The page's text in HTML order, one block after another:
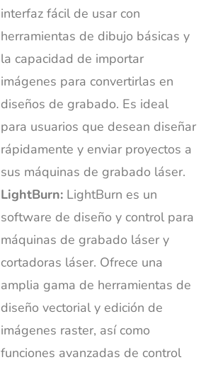
interfaz fácil de usar con
herramientas de dibujo básicas y
la capacidad de importar
imágenes para convertirlas en
diseños de grabado. Es ideal
para usuarios que desean diseñar
rápidamente y enviar proyectos a
sus máquinas de grabado láser.
LightBurn:LightBurn es un
software de diseño y control para
máquinas de grabado láser y
cortadoras láser. Ofrece una
amplia gama de herramientas de
diseño vectorial y edición de
imágenes raster, así como
funciones avanzadas de control